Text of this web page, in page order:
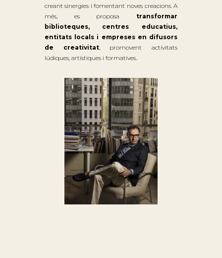
creant sinergies i fomentant noves creacions. A
més, es proposa transformar
biblioteques, centres educatius,
entitats locals i empreses en difusors
de creativitat, promovent activitats
lúdiques, artístiques i formatives..